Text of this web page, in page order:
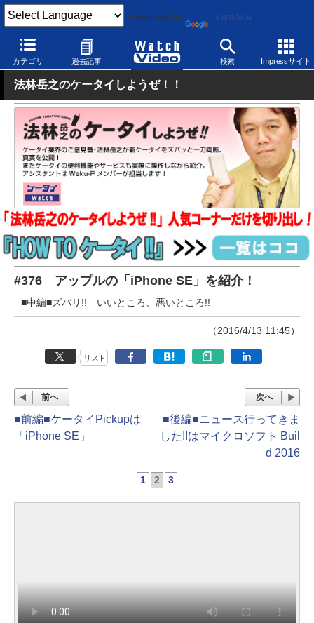
Powered by Translate
カテゴリ 過去記事 検索 Impressサイト
Watch Video モバイル スマートフォン iPhone
法林岳之のケータイしようぜ！！
#376 アップルの「iPhone SE」を紹介！
■中編■ズバリ!! いいところ、悪いところ!!
（2016/4/13 11:45）
リスト
前へ
■前編■ケータイPickupは
「iPhone SE」
次へ
■後編■ニュース行ってきま
した!!はマイクロソフト Buil
d 2016
1 2 3